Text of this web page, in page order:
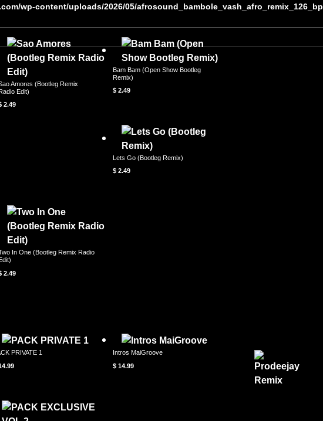
wp-content/uploads/2026/05/afrosound_bambole_vash_afro_remix_126_bp
Amores (Bootleg Remix
Edit)
2.49
Bam Bam (Open Show Bootleg
Remix)
$2.49
Lets Go (Bootleg Remix)
$2.49
In One (Bootleg Remix Radio
2.49
PRIVATE 1
Intros MaiGroove
$ 14.99